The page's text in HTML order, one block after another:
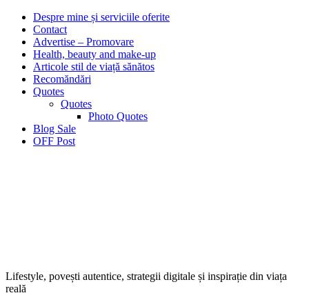
Despre mine și serviciile oferite
Contact
Advertise – Promovare
Health, beauty and make-up
Articole stil de viață sănătos
Recomăndări
Quotes
Quotes
Photo Quotes
Blog Sale
OFF Post
Lifestyle, povești autentice, strategii digitale și inspirație din viața
reală